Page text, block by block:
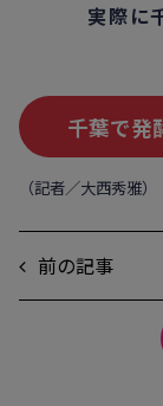
実際に
千葉で発
（記者／大西秀雅）
前の記事